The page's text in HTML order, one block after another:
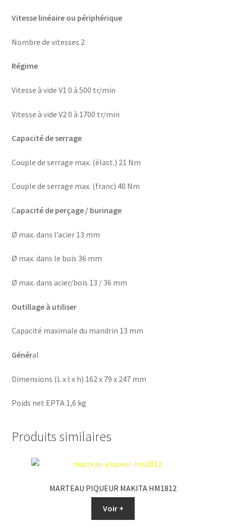
Vitesse linéaire ou périphérique
Nombre de vitesses 2
Régime
Vitesse à vide V1 0 à 500 tr/min
Vitesse à vide V2 0 à 1700 tr/min
Capacité de serrage
Couple de serrage max. (élast.) 21 Nm
Couple de serrage max. (franc) 40 Nm
Capacité de perçage / burinage
Ø max. dans l’acier 13 mm
Ø max. dans le bois 36 mm
Ø max. dans acier/bois 13 / 36 mm
Outillage à utiliser
Capacité maximale du mandrin 13 mm
Général
Dimensions (L x l x h) 162 x 79 x 247 mm
Poids net EPTA 1,6 kg
Produits similaires
MARTEAU PIQUEUR MAKITA HM1812
Voir +